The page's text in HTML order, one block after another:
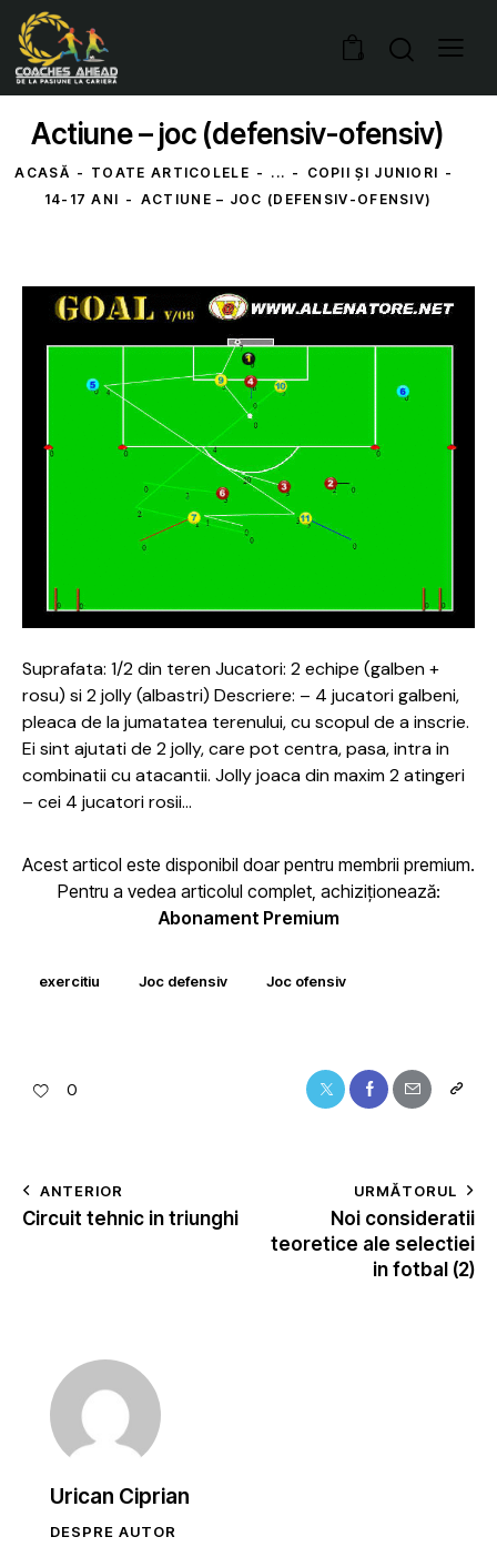
0
Actiune – joc (defensiv-ofensiv)
ACASĂ TOATE ARTICOLELE ...
COPII ȘI JUNIORI
14-17 ANI
ACTIUNE – JOC (DEFENSIV-OFENSIV)
Suprafata: 1/2 din teren Jucatori: 2 echipe (galben +
rosu) si 2 jolly (albastri) Descriere: – 4 jucatori galbeni,
pleaca de la jumatatea terenului, cu scopul de a inscrie.
Ei sint ajutati de 2 jolly, care pot centra, pasa, intra in
combinatii cu atacantii. Jolly joaca din maxim 2 atingeri
– cei 4 jucatori rosii…
Acest articol este disponibil doar pentru membrii premium.
Pentru a vedea articolul complet, achiziționează:
Abonament Premium
exercitiu Joc defensiv Joc ofensiv
0
ANTERIOR
Circuit tehnic in triunghi
URMĂTORUL
Noi consideratii
teoretice ale selectiei
in fotbal (2)
Urican Ciprian
DESPRE AUTOR